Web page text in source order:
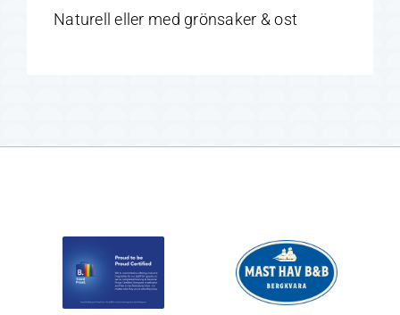
Naturell eller med grönsaker & ost